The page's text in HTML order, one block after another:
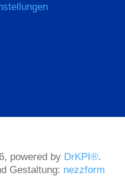
powered by DrKPI®.
Gestaltung: nezzform